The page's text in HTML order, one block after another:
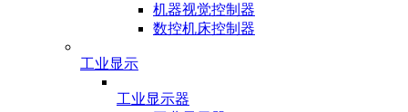
机器视觉控制器
数控机床控制器
工业显示
工业显示器